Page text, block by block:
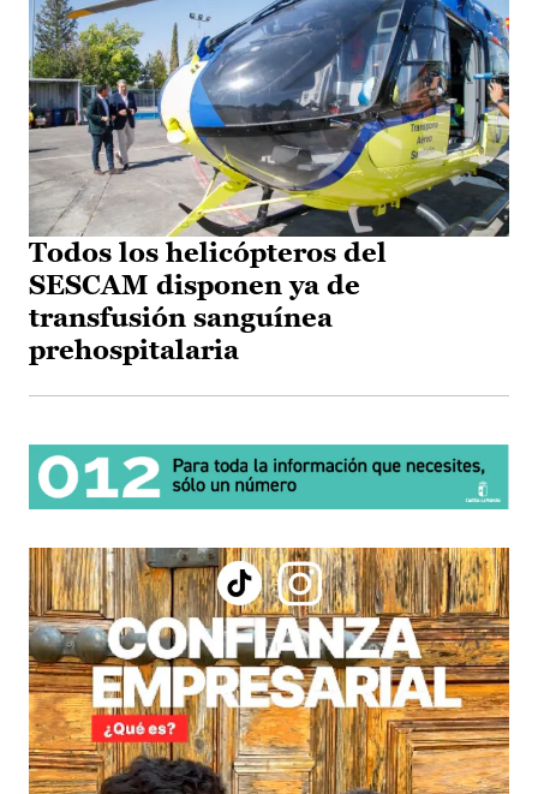
Todos los helicópteros del
SESCAM disponen ya de
transfusión sanguínea
prehospitalaria